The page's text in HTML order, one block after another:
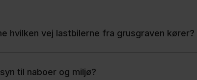
hvilken vej lastbilerne fra grusgraven kører?
til naboer og miljø?